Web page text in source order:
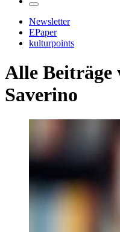
Newsletter
EPaper
kulturpoints
Alle Beiträge
Saverino